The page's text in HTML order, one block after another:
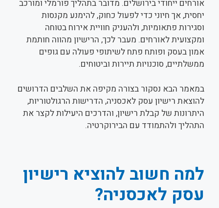
אורחים ייחודי בירושלים. מדובר בתהליך פורמלי ומורכב
יחסית, אך חיוני כדי לפעול כחוק, להימנע מקנסות
וסגירות פתאומיות, ולהעניק חוויית אירוח בטוחה
ומקצועית לאורחים. מעבר לכך, הרישיון מהווה חותמת
אמון בעסק ופותח פתח לשיתופי פעולה עם גופים
ממשלתיים, סוכנויות תיירות וביטוחים.
במאמר הבא נסקור בצורה מקיפה את השלבים הדרושים
להוצאת רישיון עסק לאכסניה, הדרישות הרגולטוריות,
היתרונות של קבלת רישיון, והדרכים היעילות לקצר את
התהליך ולהתמודד עם הבירוקרטיה.
למה חשוב להוציא רישיון
עסק לאכסניה?